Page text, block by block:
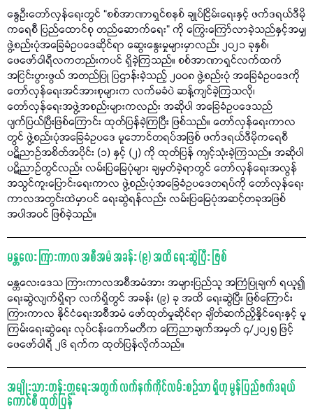
နွေဦးတော်လှန်ရေးတွင် “စစ်အာဏာရှင်စနစ် ချုပ်ငြိမ်းရေးနှင့် ဖက်ဒရယ်ဒီမို
ကရေစီ ပြည်ထောင်စု တည်ဆောက်ရေး” ကို ကြွေးကြော်လာခဲ့သည်နှင့်အမျှ
ဖွဲ့စည်းပုံအခြေခံဥပဒေဆိုင်ရာ ဆွေးနွေးမှုများမှာလည်း ၂၀၂၁ ခုနှစ်၊
ဖေဖော်ဝါရီလကတည်းကပင် ရှိခဲ့ကြသည်။ စစ်အာဏာရှင်လက်ထက်
အငြင်းပွားဖွယ် အတည်ပြု ပြဌာန်းခဲ့သည့် ၂၀၀၈ ဖွဲ့စည်းပုံ အခြေခံဥပဒေကို
တော်လှန်ရေးအင်အားစုများက လက်မခံပဲ ဆန့်ကျင်ခဲ့ကြသလို၊
တော်လှန်ရေးအဖွဲ့အစည်းများကလည်း အဆိုပါ အခြေခံဥပဒေသည်
ပျက်ပြယ်ပြီးဖြစ်ကြောင်း ထုတ်ပြန်ခဲ့ကြပြီး ဖြစ်သည်။ တော်လှန်ရေးကာလ
တွင် ဖွဲ့စည်းပုံအခြေခံဥပဒေ မူဘောင်တရပ်အဖြစ် ဖက်ဒရယ်ဒီမိုကရေစီ
ပဋိညာဉ်အစိတ်အပိုင်း (၁) နှင့် (၂) ကို ထုတ်ပြန် ကျင့်သုံးခဲ့ကြသည်။ အဆိုပါ
ပဋိညာဉ်တွင်လည်း လမ်းပြမြေပုံများ ချမှတ်ခဲ့ရာတွင် တော်လှန်ရေးအလွန်
အသွင်ကူးပြောင်းရေးကာလ ဖွဲ့စည်းပုံအခြေခံဥပဒေတရပ်ကို တော်လှန်ရေး
ကာလအတွင်းထဲမှာပင် ရေးဆွဲရန်လည်း လမ်းပြမြေပုံအဆင့်တခုအဖြစ်
အပါအဝင် ဖြစ်ခဲ့သည်။
မန္တလေး ကြားကာလ အစီအမံ အခန်း (၉) အထိ ရေးဆွဲပြီး ဖြစ်
မန္တလေးဒေသ ကြားကာလအစီအမံအား အများပြည်သူ အကြံပြုချက် ရယူ၍
ရေးဆွဲလျက်ရှိရာ လက်ရှိတွင် အခန်း (၉) ခု အထိ ရေးဆွဲပြီး ဖြစ်ကြောင်း
ကြားကာလ နိုင်ငံရေးအစီအမံ ဖော်ထုတ်မှုဆိုင်ရာ ချိတ်ဆက်ညှိနှိုင်ရေးနှင့် မူ
ကြမ်းရေးဆွဲရေး လုပ်ငန်းကော်မတီက ကြေညာချက်အမှတ် ၄/၂၀၂၅ ဖြင့်
ဖေဖော်ဝါရီ ၂၆ ရက်က ထုတ်ပြန်လိုက်သည်။
အမျိုးသားတန်းတူရေးအတွက် လက်နက်ကိုင်လမ်းစဉ်သာ ရှိဟု မွန်ပြည်ဖက်ဒရယ်
ကောင်စီ ထုတ်ပြန်